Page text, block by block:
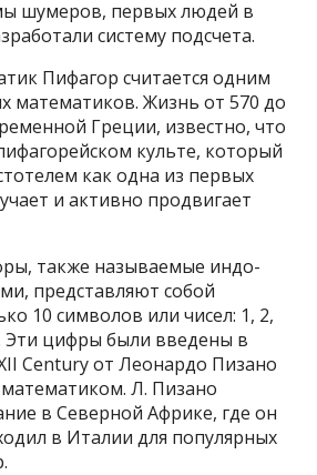
шумеров, первых людей в
систему подсчета.
Пифагор считается одним
математиков. Жизнь от 570 до
Греции, известно, что
культе, который
как одна из первых
и активно продвигает
также называемые индо-
представляют собой
10 символов или чисел: 1, 2,
Эти цифры были введены в
Century от Леонардо Пизано
Л. Пизано
в Северной Африке, где он
в Италии для популярных